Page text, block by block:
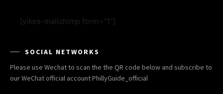
[yikes-mailchimp form="1"]
SOCIAL NETWORKS
Please use Wechat to scan the the QR code below and subscribe to
our WeChat official account PhillyGuide_official